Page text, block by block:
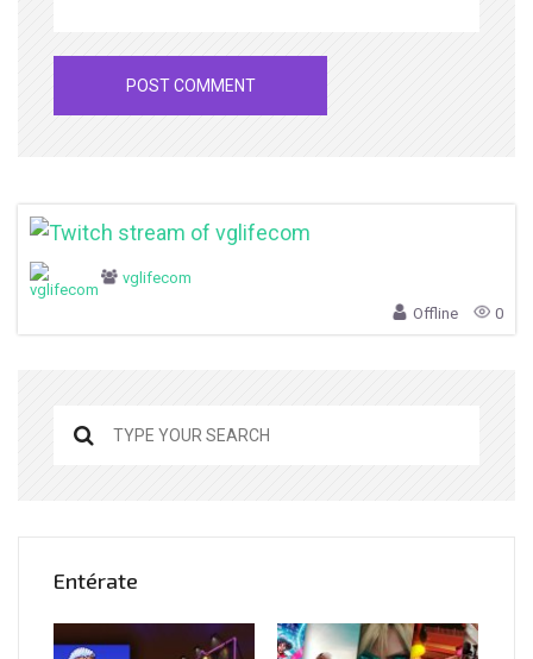
vglifecom
Offline 0
Entérate